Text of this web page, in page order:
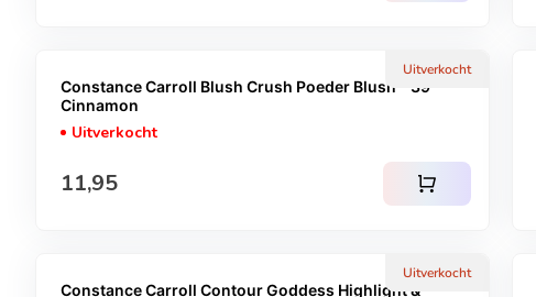
Uitverkocht
Constance Carroll Blush Crush Poeder Blush - 39
Cinnamon
Uitverkocht
Normale prijs
11,95 shopping_cart
Uitverkocht
Constance Carroll Contour Goddess Highlight &